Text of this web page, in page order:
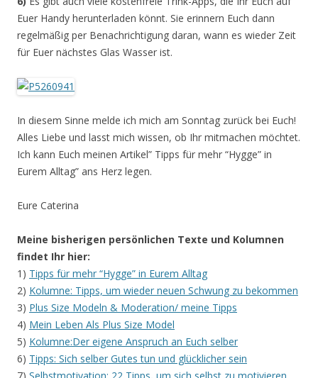
Euer Handy herunterladen könnt. Sie erinnern Euch dann
regelmäßig per Benachrichtigung daran, wann es wieder Zeit
für Euer nächstes Glas Wasser ist.
In diesem Sinne melde ich mich am Sonntag zurück bei Euch!
Alles Liebe und lasst mich wissen, ob Ihr mitmachen möchtet.
Ich kann Euch meinen Artikel” Tipps für mehr “Hygge” in
Eurem Alltag” ans Herz legen.
Eure Caterina
Meine bisherigen persönlichen Texte und Kolumnen
findet Ihr hier:
1) Tipps für mehr “Hygge” in Eurem Alltag
2) Kolumne: Tipps, um wieder neuen Schwung zu bekommen
3) Plus Size Modeln & Moderation/ meine Tipps
4) Mein Leben Als Plus Size Model
5) Kolumne:Der eigene Anspruch an Euch selber
6) Tipps: Sich selber Gutes tun und glücklicher sein